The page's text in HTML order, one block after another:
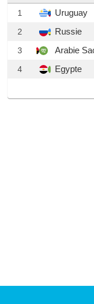
1
Uruguay
2
Russie
3
Arabie
4
Egypte